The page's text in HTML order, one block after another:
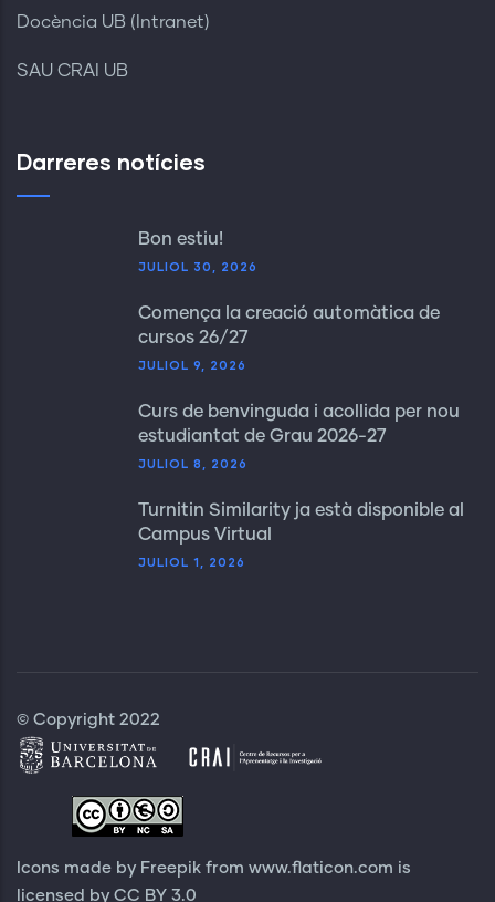
Docència UB (Intranet)
SAU CRAI UB
Darreres notícies
Bon estiu!
JULIOL 30, 2026
Comença la creació automàtica de
cursos 26/27
JULIOL 9, 2026
Curs de benvinguda i acollida per nou
estudiantat de Grau 2026-27
JULIOL 8, 2026
Turnitin Similarity ja està disponible al
Campus Virtual
JULIOL 1, 2026
© Copyright 2022
Icons made by Freepik from www.flaticon.com is
licensed by CC BY 3.0